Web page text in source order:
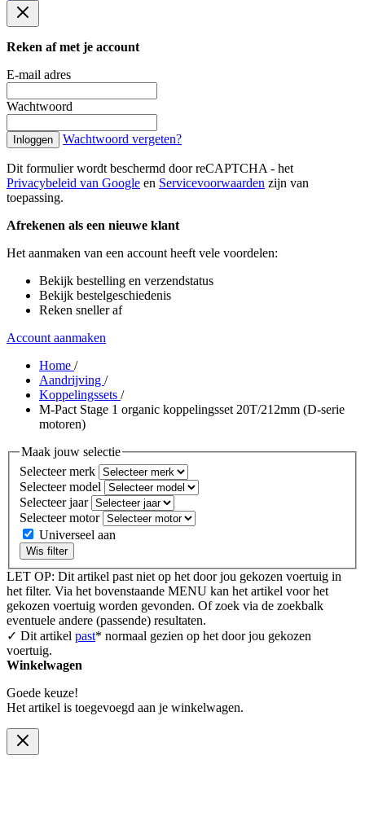
Reken af met je account
E-mail adres
Wachtwoord
Inloggen Wachtwoord vergeten?
Dit formulier wordt beschermd door reCAPTCHA - het
Privacybeleid van Google en Servicevoorwaarden zijn van
toepassing.
Afrekenen als een nieuwe klant
Het aanmaken van een account heeft vele voordelen:
Bekijk bestelling en verzendstatus
Bekijk bestelgeschiedenis
Reken sneller af
Account aanmaken
Home /
Aandrijving /
Koppelingssets /
M-Pact Stage 1 organic koppelingsset 20T/212mm (D-serie
motoren)
Maak jouw selectie
Selecteer merk
Selecteer model
Selecteer jaar
Selecteer motor
Universeel aan
Wis filter
LET OP: Dit artikel past niet op het door jou gekozen voertuig in
het filter. Via het bovenstaande MENU kan het artikel voor het
gekozen voertuig worden gevonden. Of zoek via de zoekbalk
eventuele andere (passende) resultaten.
✓ Dit artikel past* normaal gezien op het door jou gekozen
voertuig.
Winkelwagen
Goede keuze!
Het artikel is toegevoegd aan je winkelwagen.